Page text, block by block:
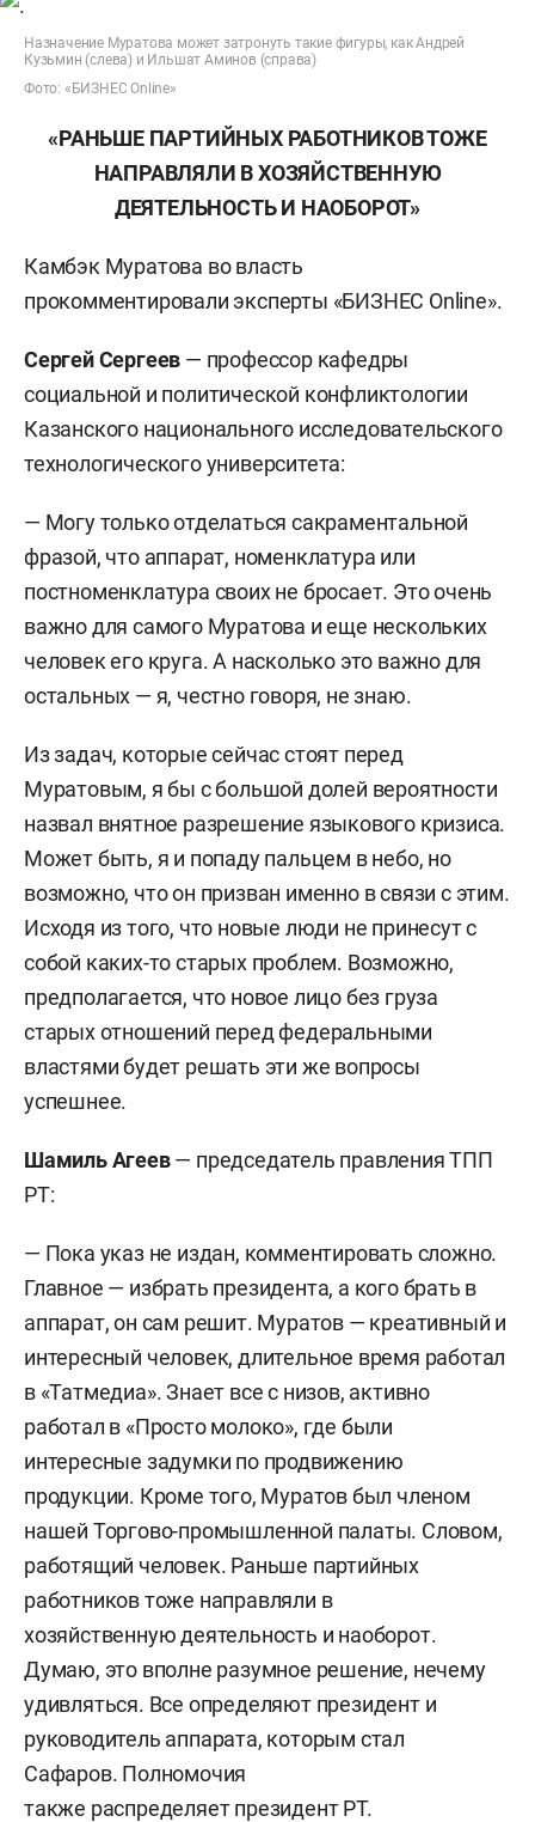
Назначение Муратова может затронуть такие фигуры, как Андрей
Кузьмин (слева) и Ильшат Аминов (справа)
Фото: «БИЗНЕС Online»
«РАНЬШЕ ПАРТИЙНЫХ РАБОТНИКОВ ТОЖЕ
НАПРАВЛЯЛИ В ХОЗЯЙСТВЕННУЮ
ДЕЯТЕЛЬНОСТЬ И НАОБОРОТ»
Камбэк Муратова во власть
прокомментировали эксперты «БИЗНЕС Online».
Сергей Сергеев — профессор кафедры
социальной и политической конфликтологии
Казанского национального исследовательского
технологического университета:
— Могу только отделаться сакраментальной
фразой, что аппарат, номенклатура или
постноменклатура своих не бросает. Это очень
важно для самого Муратова и еще нескольких
человек его круга. А насколько это важно для
остальных — я, честно говоря, не знаю.
Из задач, которые сейчас стоят перед
Муратовым, я бы с большой долей вероятности
назвал внятное разрешение языкового кризиса.
Может быть, я и попаду пальцем в небо, но
возможно, что он призван именно в связи с этим.
Исходя из того, что новые люди не принесут с
собой каких-то старых проблем. Возможно,
предполагается, что новое лицо без груза
старых отношений перед федеральными
властями будет решать эти же вопросы
успешнее.
Шамиль Агеев— председатель правления ТПП
РТ:
— Пока указ не издан, комментировать сложно.
Главное — избрать президента, а кого брать в
аппарат, он сам решит. Муратов — креативный и
интересный человек, длительное время работал
в «Татмедиа». Знает все с низов, активно
работал в «Просто молоко», где были
интересные задумки по продвижению
продукции. Кроме того, Муратов был членом
нашей Торгово-промышленной палаты. Словом,
работящий человек. Раньше партийных
работников тоже направляли в
хозяйственную деятельность и наоборот.
Думаю, это вполне разумное решение, нечему
удивляться. Все определяют президент и
руководитель аппарата, которым стал
Сафаров. Полномочия
также распределяет президент РТ.